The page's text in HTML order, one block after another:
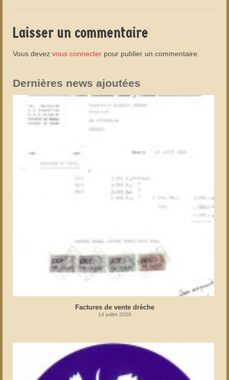
Laisser un commentaire
Vous devez vous connecter pour publier un commentaire.
Dernières news ajoutées
Factures de vente drèche
14 juillet 2026